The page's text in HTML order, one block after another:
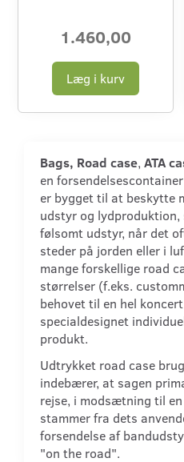
1.460,00
Læg i kurv
Bags, Road case, ATA
en
er bygget til at beskytte
udstyr og lydproduktion,
følsomt udstyr, når det
steder på jorden eller i
mange forskellige road
størrelser (f.eks.
behovet til en hel
specialdesignet
produkt.
Udtrykket road case
indebærer, at sagen
rejse, i modsætning til
stammer fra dets
forsendelse af
"on the road".